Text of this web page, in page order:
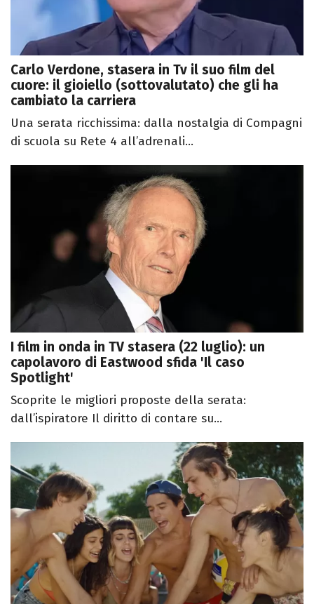
Carlo Verdone, stasera in Tv il suo film del
cuore: il gioiello (sottovalutato) che gli ha
cambiato la carriera
Una serata ricchissima: dalla nostalgia di Compagni
di scuola su Rete 4 all’adrenali...
I film in onda in TV stasera (22 luglio): un
capolavoro di Eastwood sfida 'Il caso
Spotlight'
Scoprite le migliori proposte della serata:
dall’ispiratore Il diritto di contare su...